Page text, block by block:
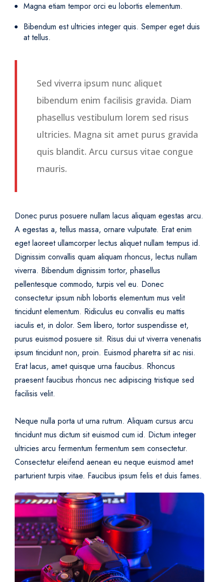
Magna etiam tempor orci eu lobortis elementum.
Bibendum est ultricies integer quis. Semper eget duis
at tellus.
Sed viverra ipsum nunc aliquet
bibendum enim facilisis gravida. Diam
phasellus vestibulum lorem sed risus
ultricies. Magna sit amet purus gravida
quis blandit. Arcu cursus vitae congue
mauris.
Donec purus posuere nullam lacus aliquam egestas arcu.
A egestas a, tellus massa, ornare vulputate. Erat enim
eget laoreet ullamcorper lectus aliquet nullam tempus id.
Dignissim convallis quam aliquam rhoncus, lectus nullam
viverra. Bibendum dignissim tortor, phasellus
pellentesque commodo, turpis vel eu. Donec
consectetur ipsum nibh lobortis elementum mus velit
tincidunt elementum. Ridiculus eu convallis eu mattis
iaculis et, in dolor. Sem libero, tortor suspendisse et,
purus euismod posuere sit. Risus dui ut viverra venenatis
ipsum tincidunt non, proin. Euismod pharetra sit ac nisi.
Erat lacus, amet quisque urna faucibus. Rhoncus
praesent faucibus rhoncus nec adipiscing tristique sed
facilisis velit.
Neque nulla porta ut urna rutrum. Aliquam cursus arcu
tincidunt mus dictum sit euismod cum id. Dictum integer
ultricies arcu fermentum fermentum sem consectetur.
Consectetur eleifend aenean eu neque euismod amet
parturient turpis vitae. Faucibus ipsum felis et duis fames.